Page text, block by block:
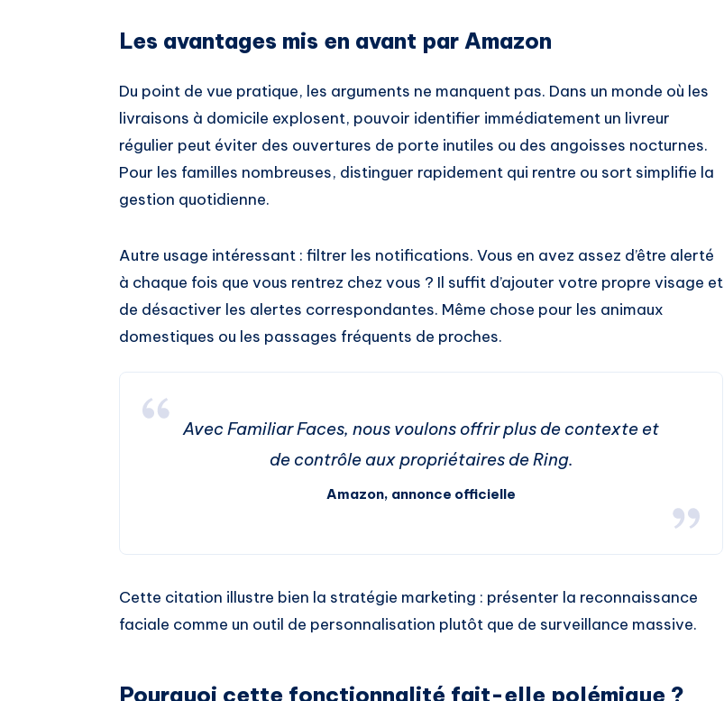
Les avantages mis en avant par Amazon
Du point de vue pratique, les arguments ne manquent pas. Dans un monde où les
livraisons à domicile explosent, pouvoir identifier immédiatement un livreur
régulier peut éviter des ouvertures de porte inutiles ou des angoisses nocturnes.
Pour les familles nombreuses, distinguer rapidement qui rentre ou sort simplifie la
gestion quotidienne.
Autre usage intéressant : filtrer les notifications. Vous en avez assez d’être alerté
à chaque fois que vous rentrez chez vous ? Il suffit d’ajouter votre propre visage et
de désactiver les alertes correspondantes. Même chose pour les animaux
domestiques ou les passages fréquents de proches.
Avec Familiar Faces, nous voulons offrir plus de contexte et
de contrôle aux propriétaires de Ring.
Amazon, annonce officielle
Cette citation illustre bien la stratégie marketing : présenter la reconnaissance
faciale comme un outil de personnalisation plutôt que de surveillance massive.
Pourquoi cette fonctionnalité fait-elle polémique ?